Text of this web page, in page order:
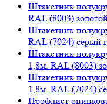
Штакетник
RAL (8003)
Штакетник
RAL (7024) серый
Штакетник
1,8м. RAL (8003)
Штакетник
1,8м. RAL (7024)
Профлист